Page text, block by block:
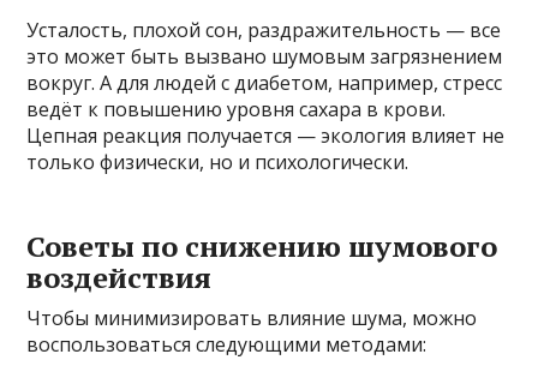
Усталость, плохой сон, раздражительность — все
это может быть вызвано шумовым загрязнением
вокруг. А для людей с диабетом, например, стресс
ведёт к повышению уровня сахара в крови.
Цепная реакция получается — экология влияет не
только физически, но и психологически.
Советы по снижению шумового
воздействия
Чтобы минимизировать влияние шума, можно
воспользоваться следующими методами: